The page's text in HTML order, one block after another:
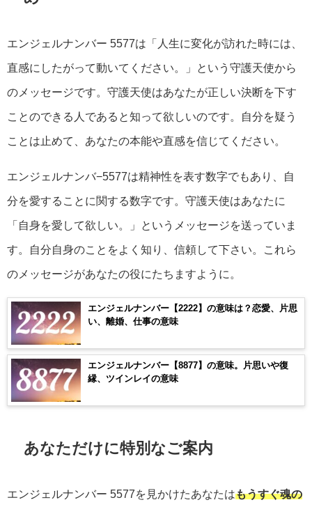
エンジェルナンバー 5577は「人生に変化が訪れた時には、
直感にしたがって動いてください。」という守護天使から
のメッセージです。守護天使はあなたが正しい決断を下す
ことのできる人であると知って欲しいのです。自分を疑う
ことは止めて、あなたの本能や直感を信じてください。
エンジェルナンバ−5577は精神性を表す数字でもあり、自
分を愛することに関する数字です。守護天使はあなたに
「自身を愛して欲しい。」というメッセージを送っていま
す。自分自身のことをよく知り、信頼して下さい。これら
のメッセージがあなたの役にたちますように。
エンジェルナンバー【2222】の意味は？恋愛、片思
い、離婚、仕事の意味
エンジェルナンバー【8877】の意味。片思いや復
縁、ツインレイの意味
あなただけに特別なご案内
エンジェルナンバー 5577を見かけたあなたはもうすぐ魂の